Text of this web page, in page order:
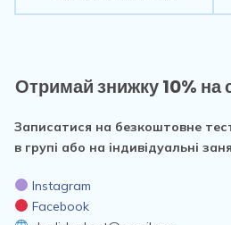
Отримай знижку 10%
Записатися на безкоштовне
в групі або на індивідуальні
Instagram
Facebook